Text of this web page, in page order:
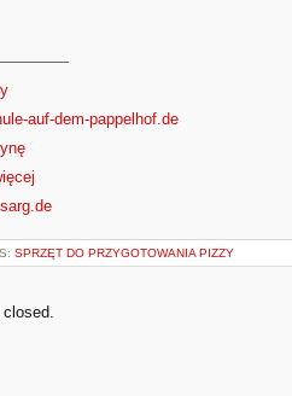
auf-dem-pappelhof.de
SPRZĘT DO PRZYGOTOWANIA PIZZY